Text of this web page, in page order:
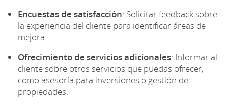
Encuestas de satisfacción: Solicitar feedback sobre
la experiencia del cliente para identificar áreas de
mejora.
Ofrecimiento de servicios adicionales: Informar al
cliente sobre otros servicios que puedas ofrecer,
como asesoría para inversiones o gestión de
propiedades.